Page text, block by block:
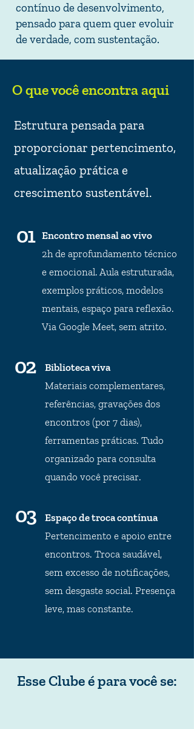
contínuo de desenvolvimento,
pensado para quem quer evoluir
de verdade, com sustentação.
O que você encontra aqui
Estrutura pensada para
proporcionar pertencimento,
atualização prática e
crescimento sustentável.
01 Encontro mensal ao vivo
2h de aprofundamento técnico
e emocional. Aula estruturada,
exemplos práticos, modelos
mentais, espaço para reflexão.
Via Google Meet, sem atrito.
02
Biblioteca viva
Materiais complementares,
referências, gravações dos
encontros (por 7 dias),
ferramentas práticas. Tudo
organizado para consulta
quando você precisar.
03
Espaço de troca contínua
Pertencimento e apoio entre
encontros. Troca saudável,
sem excesso de notificações,
sem desgaste social. Presença
leve, mas constante.
Esse Clube é para você se: